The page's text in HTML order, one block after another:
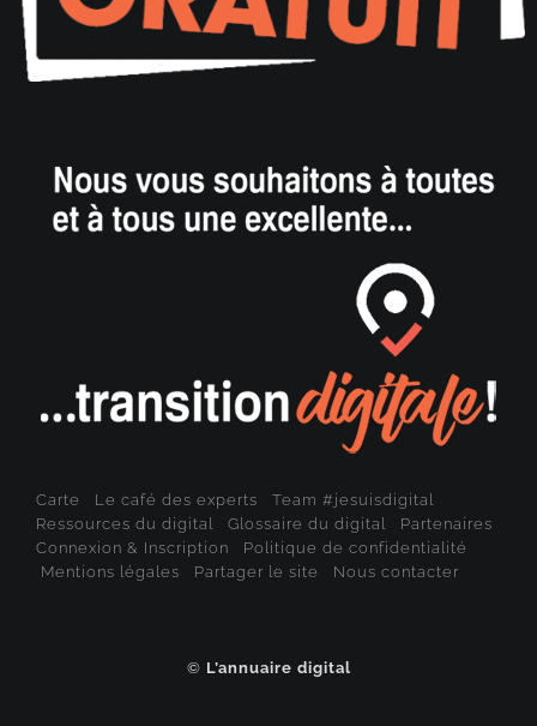
Carte Le café des experts
Team #jesuisdigital
Ressources du digital
Glossaire du digital
Partenaires
Connexion & Inscription
Politique de confidentialité
Mentions légales
Partager le site Nous contacter
© L’annuaire digital